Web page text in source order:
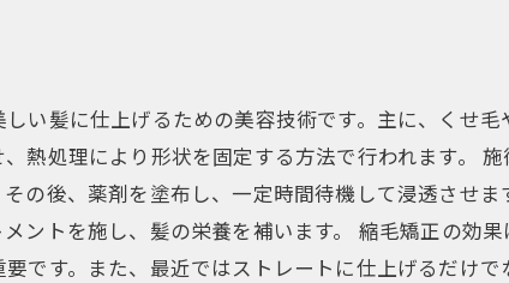
い髪に仕上げるための美容技術です。主に、くせ
熱処理により形状を固定する方法で行われます。
の後、薬剤を塗布し、一定時間待機して浸透させ
ントを施し、髪の栄養を補います。 縮毛矯正の効
です。また、最近ではストレートに仕上げるだけ